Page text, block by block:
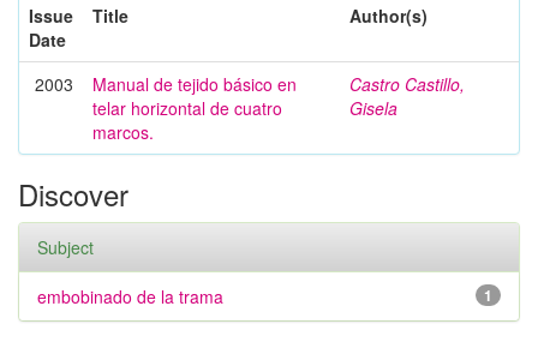
Issue
Date
Title Author(s)
2003
Manual de tejido básico en
telar horizontal de cuatro
marcos.
Castro Castillo,
Gisela
Discover
Subject
1
embobinado de la trama